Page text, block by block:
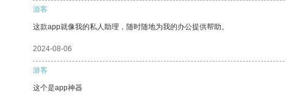
游客
这款app就像我的私人助理，随时随地为我的办公提供帮助。
2024-08-06
游客
这个是app神器